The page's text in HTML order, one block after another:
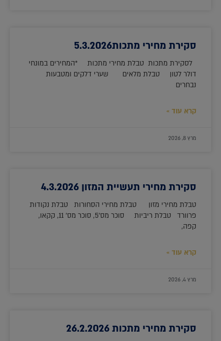
סקירת מחירי מתכות5.3.2026
לסקירת מתכות טבלת מחירי מתכות *המחירים במונחי
דולר לטון טבלת מלאים שערי דלקים ומטבעות
נבחרים
קרא עוד »
מרץ 8, 2026
סקירת מחירי תעשיית המזון 4.3.2026
טבלת מחירי מזון טבלת מחירי הסחורות טבלת נקודות
פרוורד טבלת ריביות סוכר מס'5, סוכר מס' 11, קקאו,
קפה,
קרא עוד »
מרץ 4, 2026
סקירת מחירי מתכות 26.2.2026